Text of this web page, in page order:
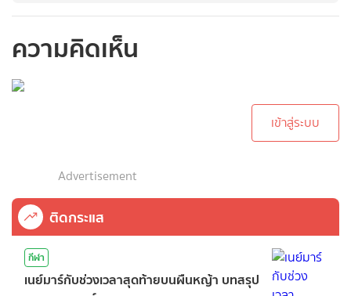
ความคิดเห็น
เข้าสู่ระบบ
Advertisement
ติดกระแส
กีฬา
เนย์มาร์กับช่วงเวลาสุดท้ายบนผืนหญ้า บทสรุป